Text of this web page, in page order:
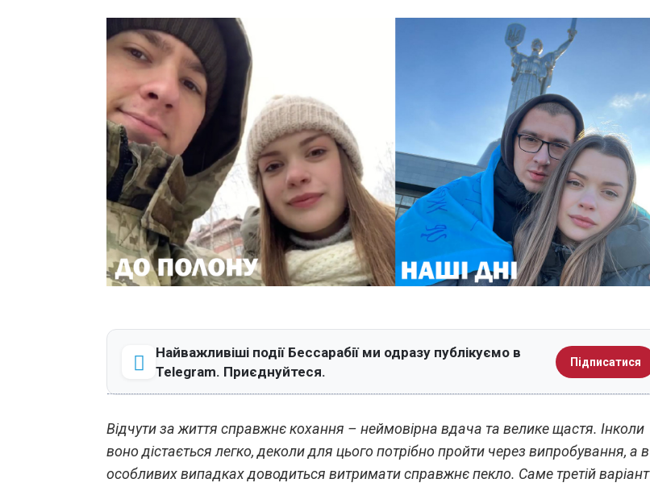
Найважливіші події Бессарабії ми одразу публікуємо в
Telegram. Приєднуйтеся.
Підписатися
Відчути за життя справжнє кохання – неймовірна вдача та велике щастя. Інколи
воно дістається легко, деколи для цього потрібно пройти через випробування, а в
особливих випадках доводиться витримати справжнє пекло. Саме третій варіант